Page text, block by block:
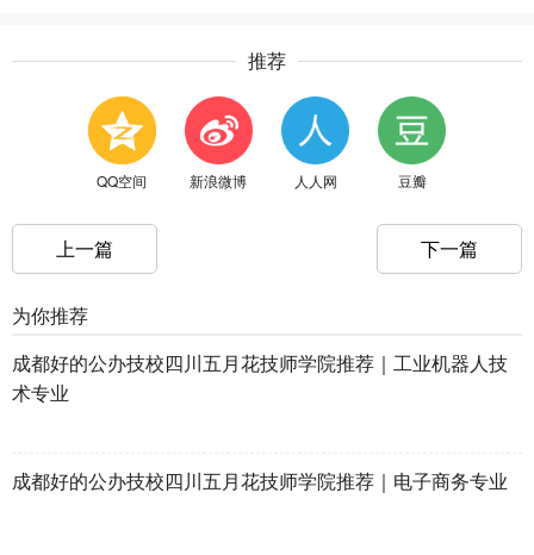
推荐
QQ空间 新浪微博 人人网 豆瓣
上一篇 下一篇
为你推荐
成都好的公办技校四川五月花技师学院推荐｜工业机器人技
术专业
成都好的公办技校四川五月花技师学院推荐｜电子商务专业